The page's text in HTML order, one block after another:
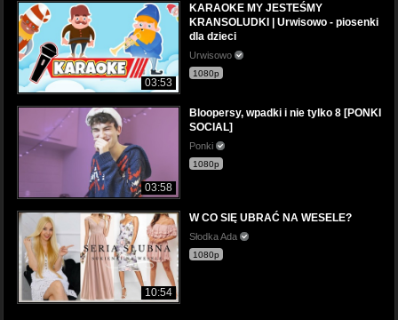
03:53
KARAOKE MY JESTEŚMY
KRANSOLUDKI | Urwisowo - piosenki
dla dzieci
Urwisowo
1080p
03:58
Bloopersy, wpadki i nie tylko 8 [PONKI
SOCIAL]
Ponki
1080p
10:54
W CO SIĘ UBRAĆ NA WESELE?
Słodka Ada
1080p